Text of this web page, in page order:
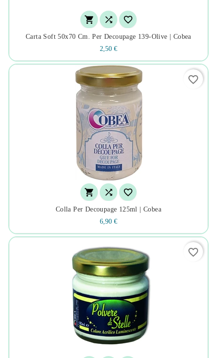
  
Carta Soft 50x70 Cm. Per Decoupage 139-Olive | Cobea
2,50 €
  
Colla Per Decoupage 125ml | Cobea
6,90 €
favorite_border
favorite_border